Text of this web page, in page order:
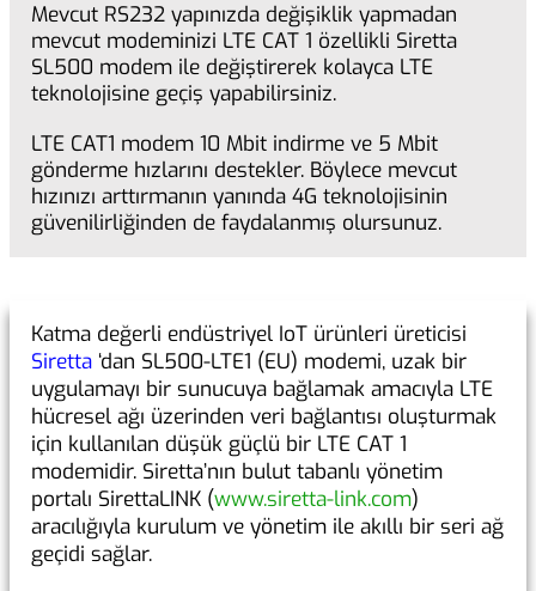
Mevcut RS232 yapınızda değişiklik yapmadan
mevcut modeminizi LTE CAT 1 özellikli Siretta
SL500 modem ile değiştirerek kolayca LTE
teknolojisine geçiş yapabilirsiniz.
LTE CAT1 modem 10 Mbit indirme ve 5 Mbit
gönderme hızlarını destekler. Böylece mevcut
hızınızı arttırmanın yanında 4G teknolojisinin
güvenilirliğinden de faydalanmış olursunuz.
Katma değerli endüstriyel IoT ürünleri üreticisi
Siretta ‘dan SL500-LTE1 (EU) modemi, uzak bir
uygulamayı bir sunucuya bağlamak amacıyla LTE
hücresel ağı üzerinden veri bağlantısı oluşturmak
için kullanılan düşük güçlü bir LTE CAT 1
modemidir. Siretta’nın bulut tabanlı yönetim
portalı SirettaLINK (www.siretta-link.com)
aracılığıyla kurulum ve yönetim ile akıllı bir seri ağ
geçidi sağlar.